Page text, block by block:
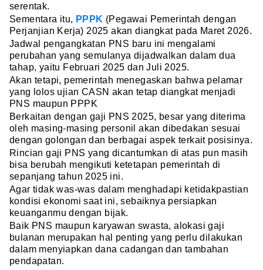
serentak.
Sementara itu, PPPK (Pegawai Pemerintah dengan
Perjanjian Kerja) 2025 akan diangkat pada Maret 2026.
Jadwal pengangkatan PNS baru ini mengalami
perubahan yang semulanya dijadwalkan dalam dua
tahap, yaitu Februari 2025 dan Juli 2025.
Akan tetapi, pemerintah menegaskan bahwa pelamar
yang lolos ujian CASN akan tetap diangkat menjadi
PNS maupun PPPK
Berkaitan dengan gaji PNS 2025, besar yang diterima
oleh masing-masing personil akan dibedakan sesuai
dengan golongan dan berbagai aspek terkait posisinya.
Rincian gaji PNS yang dicantumkan di atas pun masih
bisa berubah mengikuti ketetapan pemerintah di
sepanjang tahun 2025 ini.
Agar tidak was-was dalam menghadapi ketidakpastian
kondisi ekonomi saat ini, sebaiknya persiapkan
keuanganmu dengan bijak.
Baik PNS maupun karyawan swasta, alokasi gaji
bulanan merupakan hal penting yang perlu dilakukan
dalam menyiapkan dana cadangan dan tambahan
pendapatan.